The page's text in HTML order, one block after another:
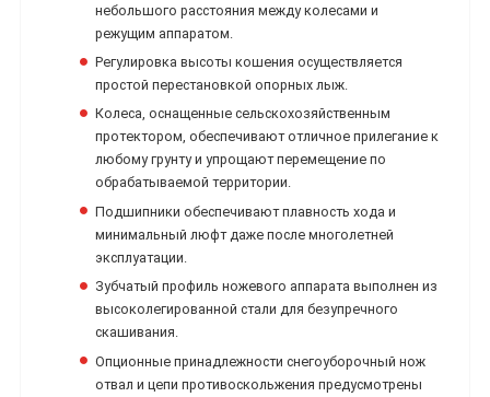
небольшого расстояния между колесами и
режущим аппаратом.
Регулировка высоты кошения осуществляется
простой перестановкой опорных лыж.
Колеса, оснащенные сельскохозяйственным
протектором, обеспечивают отличное прилегание к
любому грунту и упрощают перемещение по
обрабатываемой территории.
Подшипники обеспечивают плавность хода и
минимальный люфт даже после многолетней
эксплуатации.
Зубчатый профиль ножевого аппарата выполнен из
высоколегированной стали для безупречного
скашивания.
Опционные принадлежности снегоуборочный нож
отвал и цепи противоскольжения предусмотрены